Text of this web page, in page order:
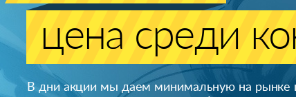
цена среди
В дни акции мы даем минимальную на рынке